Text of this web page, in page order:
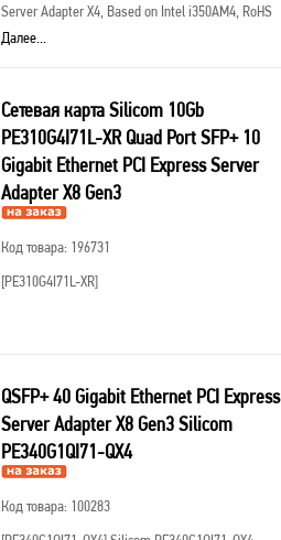
Server Adapter X4, Based on Intel i350AM4, RoHS
compliant
Далее...
Сетевая карта Silicom 10Gb
PE310G4I71L-XR Quad Port SFP+ 10
Gigabit Ethernet PCI Express Server
Adapter X8 Gen3
Код товара: 196731
[PE310G4I71L-XR]
QSFP+ 40 Gigabit Ethernet PCI Express
Server Adapter X8 Gen3 Silicom
PE340G1QI71-QX4
Код товара: 100283